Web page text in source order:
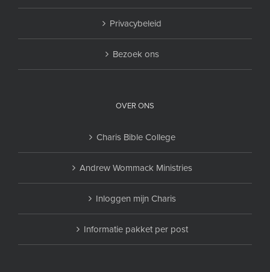
Privacybeleid
Bezoek ons
OVER ONS
Charis Bible College
Andrew Wommack Ministries
Inloggen mijn Charis
Informatie pakket per post